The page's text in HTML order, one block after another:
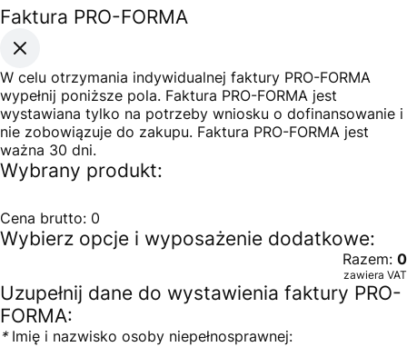
Faktura PRO-FORMA
W celu otrzymania indywidualnej faktury PRO-FORMA
wypełnij poniższe pola. Faktura PRO-FORMA jest
wystawiana tylko na potrzeby wniosku o dofinansowanie i
nie zobowiązuje do zakupu. Faktura PRO-FORMA jest
ważna 30 dni.
Wybrany produkt:
Cena brutto: 0
Wybierz opcje i wyposażenie dodatkowe:
Razem: 0
zawiera VAT
Uzupełnij dane do wystawienia faktury PRO-
FORMA:
*Imię i nazwisko osoby niepełnosprawnej: